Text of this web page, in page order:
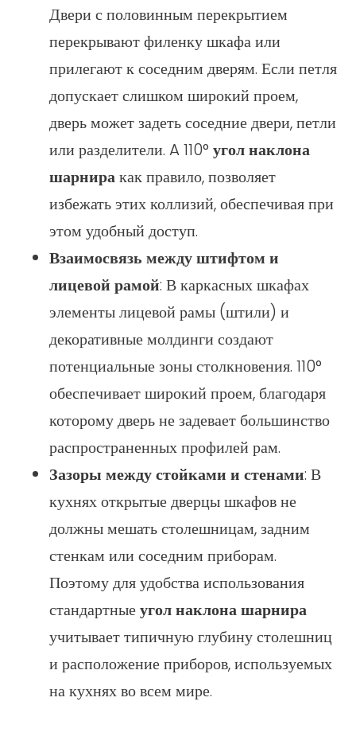
Двери с половинным перекрытием
перекрывают филенку шкафа или
прилегают к соседним дверям. Если петля
допускает слишком широкий проем,
дверь может задеть соседние двери, петли
или разделители. A 110°угол наклона
шарниракак правило, позволяет
избежать этих коллизий, обеспечивая при
этом удобный доступ.
Взаимосвязь между штифтом и
лицевой рамой: В каркасных шкафах
элементы лицевой рамы (штили) и
декоративные молдинги создают
потенциальные зоны столкновения. 110°
обеспечивает широкий проем, благодаря
которому дверь не задевает большинство
распространенных профилей рам.
Зазоры между стойками и стенами: В
кухнях открытые дверцы шкафов не
должны мешать столешницам, задним
стенкам или соседним приборам.
Поэтому для удобства использования
стандартныеугол наклона шарнира
учитывает типичную глубину столешниц
и расположение приборов, используемых
на кухнях во всем мире.